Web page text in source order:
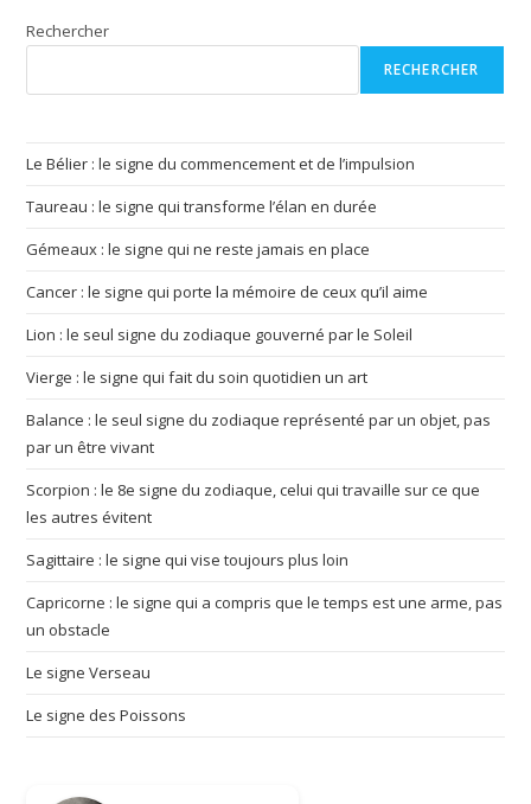
Rechercher
RECHERCHER
Le Bélier : le signe du commencement et de l’impulsion
Taureau : le signe qui transforme l’élan en durée
Gémeaux : le signe qui ne reste jamais en place
Cancer : le signe qui porte la mémoire de ceux qu’il aime
Lion : le seul signe du zodiaque gouverné par le Soleil
Vierge : le signe qui fait du soin quotidien un art
Balance : le seul signe du zodiaque représenté par un objet, pas
par un être vivant
Scorpion : le 8e signe du zodiaque, celui qui travaille sur ce que
les autres évitent
Sagittaire : le signe qui vise toujours plus loin
Capricorne : le signe qui a compris que le temps est une arme, pas
un obstacle
Le signe Verseau
Le signe des Poissons